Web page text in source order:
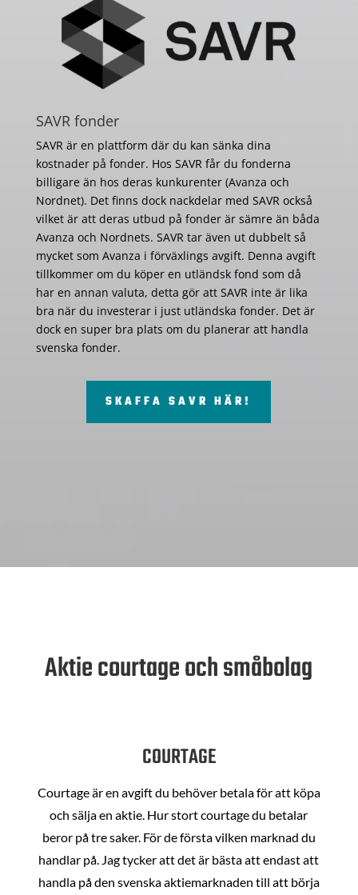
SAVR fonder
SAVR är en plattform där du kan sänka dina
kostnader på fonder. Hos SAVR får du fonderna
billigare än hos deras kunkurenter (Avanza och
Nordnet). Det finns dock nackdelar med SAVR också
vilket är att deras utbud på fonder är sämre än båda
Avanza och Nordnets. SAVR tar även ut dubbelt så
mycket som Avanza i förväxlings avgift. Denna avgift
tillkommer om du köper en utländsk fond som då
har en annan valuta, detta gör att SAVR inte är lika
bra när du investerar i just utländska fonder. Det är
dock en super bra plats om du planerar att handla
svenska fonder.
SKAFFA SAVR HÄR!
Aktie courtage och småbolag
COURTAGE
Courtage är en avgift du behöver betala för att köpa
och sälja en aktie. Hur stort courtage du betalar
beror på tre saker. För de första vilken marknad du
handlar på. Jag tycker att det är bästa att endast att
handla på den svenska aktiemarknaden till att börja